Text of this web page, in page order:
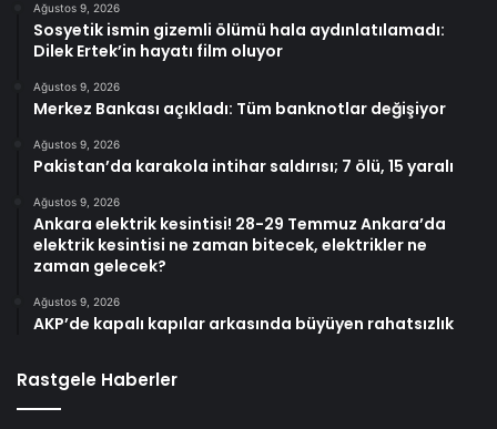
Ağustos 9, 2026
Sosyetik ismin gizemli ölümü hala aydınlatılamadı:
Dilek Ertek’in hayatı film oluyor
Ağustos 9, 2026
Merkez Bankası açıkladı: Tüm banknotlar değişiyor
Ağustos 9, 2026
Pakistan’da karakola intihar saldırısı; 7 ölü, 15 yaralı
Ağustos 9, 2026
Ankara elektrik kesintisi! 28-29 Temmuz Ankara’da
elektrik kesintisi ne zaman bitecek, elektrikler ne
zaman gelecek?
Ağustos 9, 2026
AKP’de kapalı kapılar arkasında büyüyen rahatsızlık
Rastgele Haberler